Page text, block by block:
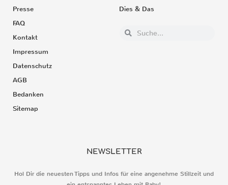
Presse
FAQ
Kontakt
Impressum
Datenschutz
AGB
Bedanken
Sitemap
Dies & Das
NEWSLETTER
Hol Dir die neuesten Tipps und Infos für eine angenehme Stillzeit und